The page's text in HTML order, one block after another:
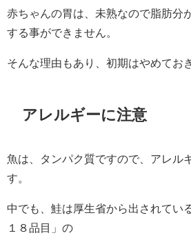
赤ちゃんの胃は、未熟なので脂肪分
する事ができません。
そんな理由もあり、初期はやめてお
アレルギーに注意
魚は、タンパク質ですので、アレル
す。
中でも、鮭は厚生省から出されてい
１８品目」の